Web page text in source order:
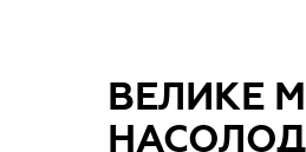
ВЕЛИКЕ